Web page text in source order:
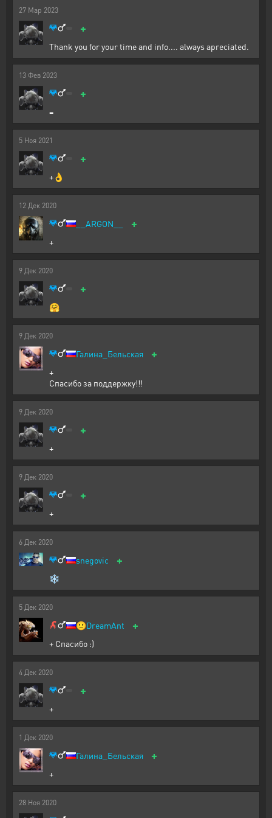
27 Мар 2023
+
Thank you for your time and info.... always apreciated.
13 Фев 2023
+
=
5 Ноя 2021
+
+👌
12 Дек 2020
__ARGON__ +
+
9 Дек 2020
+
🤗
9 Дек 2020
Галина_Бельская +
+
Спасибо за поддержку!!!
9 Дек 2020
+
+
9 Дек 2020
+
+
6 Дек 2020
snegovic +
❄
5 Дек 2020
🙂DreamAnt +
+ Спасибо :)
4 Дек 2020
+
+
1 Дек 2020
Галина_Бельская +
+
28 Ноя 2020